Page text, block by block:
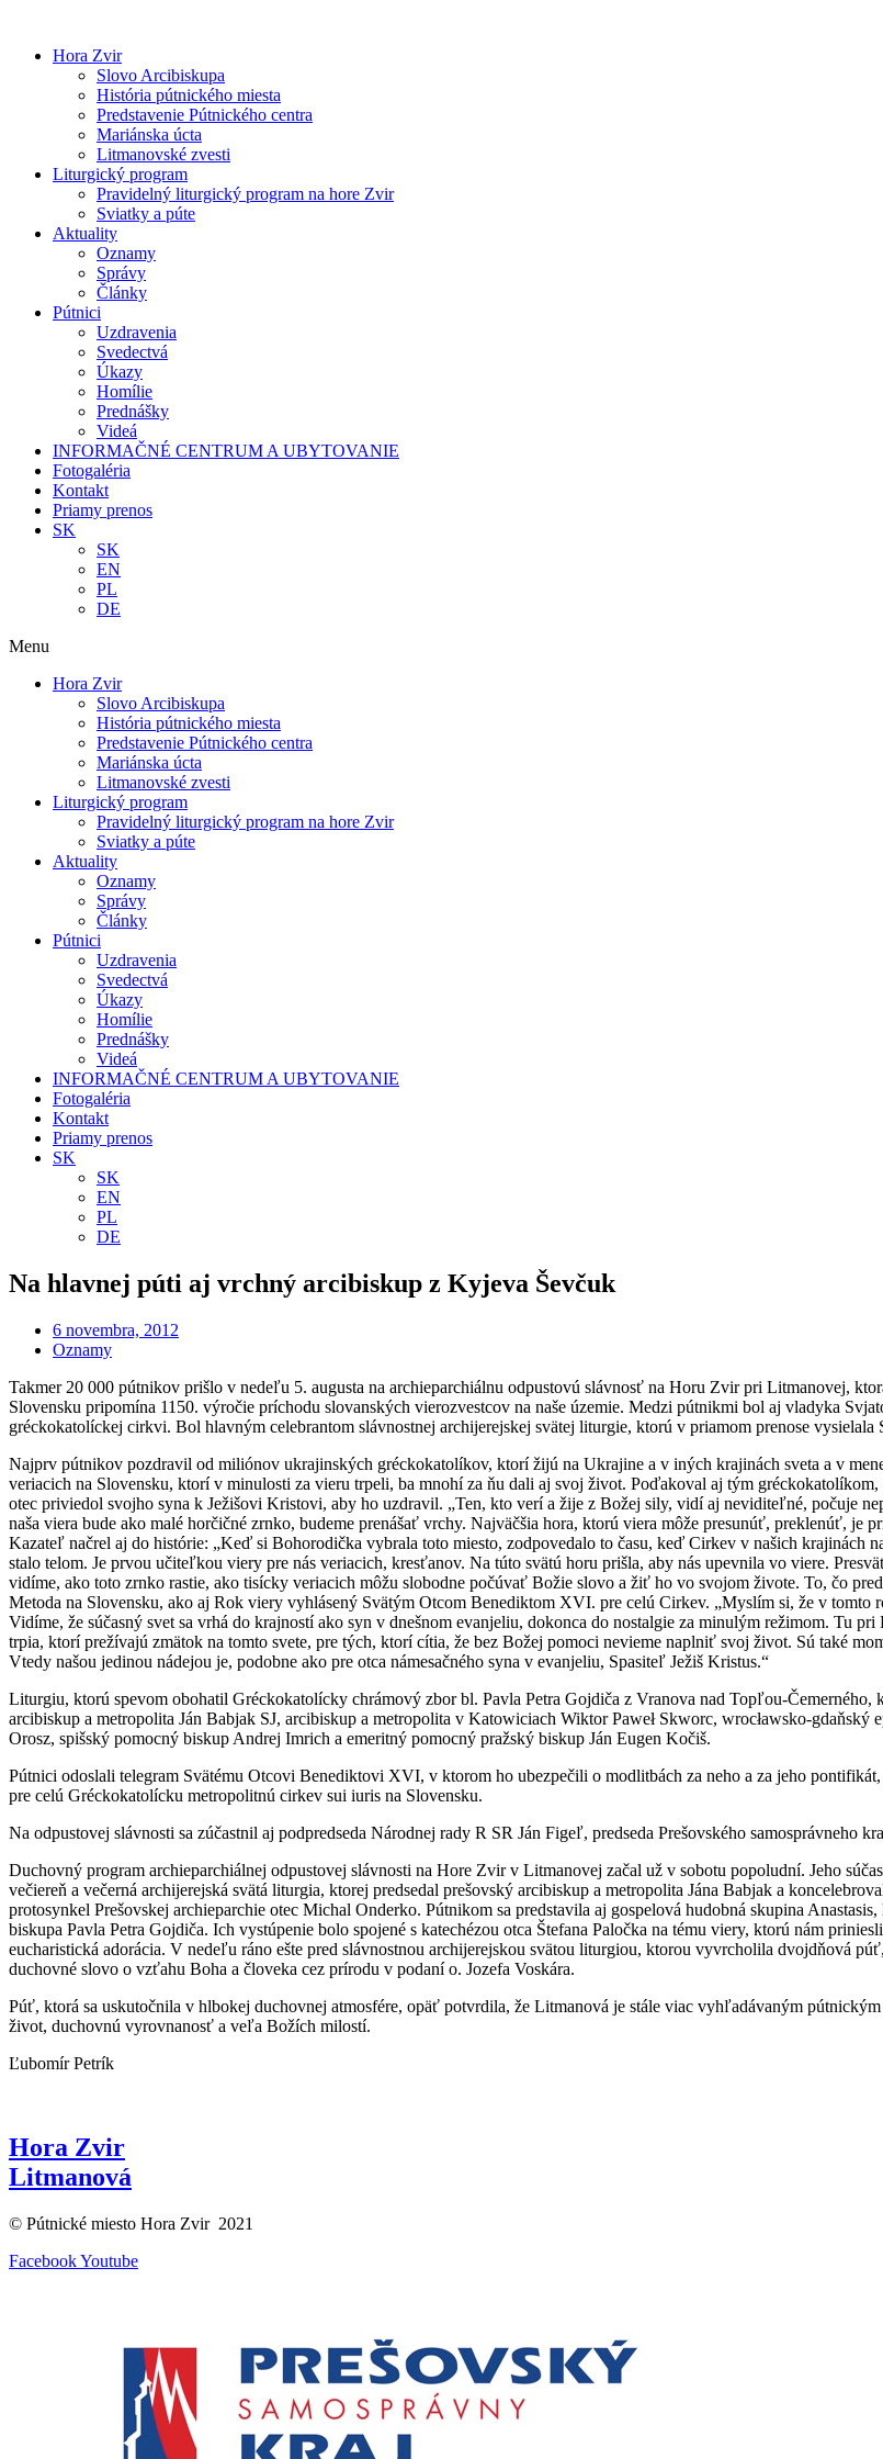
obsah
Hora Zvir
Slovo Arcibiskupa
História pútnického miesta
Predstavenie Pútnického centra
Mariánska úcta
Litmanovské zvesti
Liturgický program
Pravidelný liturgický program na hore Zvir
Sviatky a púte
Aktuality
Oznamy
Správy
Články
Pútnici
Uzdravenia
Svedectvá
Úkazy
Homílie
Prednášky
Videá
INFORMAČNÉ CENTRUM A UBYTOVANIE
Fotogaléria
Kontakt
Priamy prenos
SK
SK
EN
PL
DE
Menu
Hora Zvir
Slovo Arcibiskupa
História pútnického miesta
Predstavenie Pútnického centra
Mariánska úcta
Litmanovské zvesti
Liturgický program
Pravidelný liturgický program na hore Zvir
Sviatky a púte
Aktuality
Oznamy
Správy
Články
Pútnici
Uzdravenia
Svedectvá
Úkazy
Homílie
Prednášky
Videá
INFORMAČNÉ CENTRUM A UBYTOVANIE
Fotogaléria
Kontakt
Priamy prenos
SK
SK
EN
PL
DE
Na hlavnej púti aj vrchný arcibiskup z Kyjeva Ševčuk
6 novembra, 2012
Oznamy
Takmer 20 000 pútnikov prišlo v nedeľu 5. augusta na archieparchiálnu odpustovú slávnosť na Horu Zvir pri Litmanovej,
Slovensku pripomína 1150. výročie príchodu slovanských vierozvestcov na naše územie. Medzi pútnikmi bol aj vladyka
gréckokatolíckej cirkvi. Bol hlavným celebrantom slávnostnej archijerejskej svätej liturgie, ktorú v priamom prenose
Najprv pútnikov pozdravil od miliónov ukrajinských gréckokatolíkov, ktorí žijú na Ukrajine a v iných krajinách sveta a v
veriacich na Slovensku, ktorí v minulosti za vieru trpeli, ba mnohí za ňu dali aj svoj život. Poďakoval aj tým
otec priviedol svojho syna k Ježišovi Kristovi, aby ho uzdravil. „Ten, kto verí a žije z Božej sily, vidí aj neviditeľné, počuje
naša viera bude ako malé horčičné zrnko, budeme prenášať vrchy. Najväčšia hora, ktorú viera môže presunúť, preklenúť, je
Kazateľ načrel aj do histórie: „Keď si Bohorodička vybrala toto miesto, zodpovedalo to času, keď Cirkev v našich krajinách
stalo telom. Je prvou učiteľkou viery pre nás veriacich, kresťanov. Na túto svätú horu prišla, aby nás upevnila vo viere.
vidíme, ako toto zrnko rastie, ako tisícky veriacich môžu slobodne počúvať Božie slovo a žiť ho vo svojom živote. To, čo
Metoda na Slovensku, ako aj Rok viery vyhlásený Svätým Otcom Benediktom XVI. pre celú Cirkev. „Myslím si, že v
Vidíme, že súčasný svet sa vrhá do krajností ako syn v dnešnom evanjeliu, dokonca do nostalgie za minulým režimom. Tu
trpia, ktorí prežívajú zmätok na tomto svete, pre tých, ktorí cítia, že bez Božej pomoci nevieme naplniť svoj život. Sú také
Vtedy našou jedinou nádejou je, podobne ako pre otca námesačného syna v evanjeliu, Spasiteľ Ježiš Kristus.“
Liturgiu, ktorú spevom obohatil Gréckokatolícky chrámový zbor bl. Pavla Petra Gojdiča z Vranova nad Topľou-
arcibiskup a metropolita Ján Babjak SJ, arcibiskup a metropolita v Katowiciach Wiktor Paweł Skworc, wrocławsko-
Orosz, spišský pomocný biskup Andrej Imrich a emeritný pomocný pražský biskup Ján Eugen Kočiš.
Pútnici odoslali telegram Svätému Otcovi Benediktovi XVI, v ktorom ho ubezpečili o modlitbách za neho a za jeho
pre celú Gréckokatolícku metropolitnú cirkev sui iuris na Slovensku.
Na odpustovej slávnosti sa zúčastnil aj podpredseda Národnej rady R SR Ján Figeľ, predseda Prešovského samosprávneho
Duchovný program archieparchiálnej odpustovej slávnosti na Hore Zvir v Litmanovej začal už v sobotu popoludní. Jeho
večiereň a večerná archijerejská svätá liturgia, ktorej predsedal prešovský arcibiskup a metropolita Jána Babjak a
protosynkel Prešovskej archieparchie otec Michal Onderko. Pútnikom sa predstavila aj gospelová hudobná skupina
biskupa Pavla Petra Gojdiča. Ich vystúpenie bolo spojené s katechézou otca Štefana Paločka na tému viery, ktorú nám
eucharistická adorácia. V nedeľu ráno ešte pred slávnostnou archijerejskou svätou liturgiou, ktorou vyvrcholila dvojdňová
duchovné slovo o vzťahu Boha a človeka cez prírodu v podaní o. Jozefa Voskára.
Púť, ktorá sa uskutočnila v hlbokej duchovnej atmosfére, opäť potvrdila, že Litmanová je stále viac vyhľadávaným
život, duchovnú vyrovnanosť a veľa Božích milostí.
Ľubomír Petrík
Hora Zvir
Litmanová
© Pútnické miesto Hora Zvir 2021
FacebookYoutube